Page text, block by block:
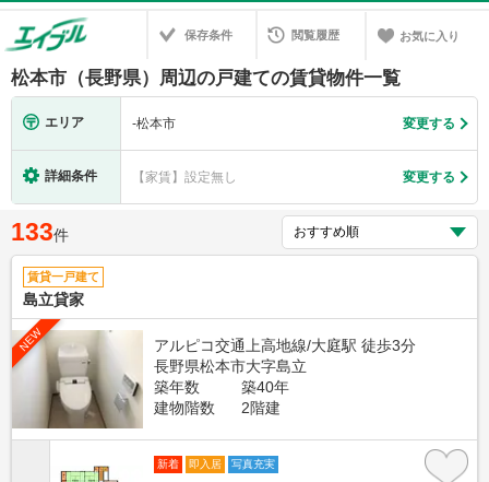
保存条件 閲覧履歴 お気に入り
松本市（長野県）周辺の戸建ての賃貸物件一覧
エリア -松本市 変更する
詳細条件 【家賃】設定無し 変更する
133件
賃貸一戸建て
島立貸家
NEW
アルピコ交通上高地線/大庭駅 徒歩3分
長野県松本市大字島立
築年数
築40年
建物階数
2階建
新着 即入居 写真充実